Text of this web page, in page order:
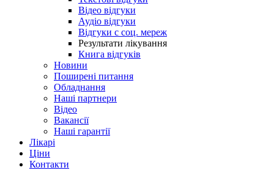
Відео відгуки
Аудіо відгуки
Відгуки с соц. мереж
Результати лікування
Книга відгуків
Новини
Поширені питання
Обладнання
Наші партнери
Відео
Вакансії
Наші гарантії
Лікарі
Ціни
Контакти